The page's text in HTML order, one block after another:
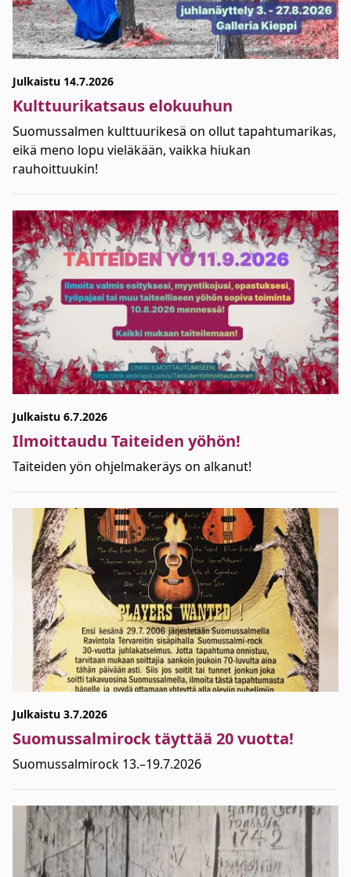
Julkaistu 14.7.2026
Kulttuurikatsaus elokuuhun
Suomussalmen kulttuurikesä on ollut tapahtumarikas,
eikä meno lopu vieläkään, vaikka hiukan
rauhoittuukin!
Julkaistu 6.7.2026
Ilmoittaudu Taiteiden yöhön!
Taiteiden yön ohjelmakeräys on alkanut!
Julkaistu 3.7.2026
Suomussalmirock täyttää 20 vuotta!
Suomussalmirock 13.–19.7.2026